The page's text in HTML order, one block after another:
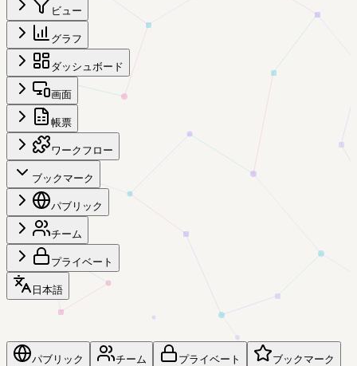
ビュー
グラフ
ダッシュボード
画面
帳票
ワークフロー
ブックマーク
パブリック
チーム
プライベート
日本語
パブリック チーム プライベート ブックマーク